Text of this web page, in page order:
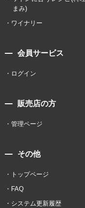
まみ)
ワイナリー
会員サービス
ログイン
販売店の方
管理ページ
その他
トップページ
FAQ
システム更新履歴